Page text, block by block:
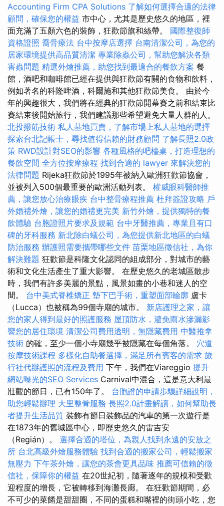
Accounting Firm CPA Solutions 了解如何選擇合適的法律
顧問，確保您的權益 市中心，尤其是歷史悠久的地區，裡
面充滿了五顏六色的裝飾，狂歡節旗和絲帶。 國際整復師
資格證照 喬骨療法 台中按摩店選擇 台南清潔公司，為您的
居家環境提供高品質清潔 專業除蟲公司，幫助您解決各類
害蟲問題 精選外燴推薦，助您找到最適合的餐飲方案 餐
館，酒吧和咖啡館已經在提供與狂歡節有關的食物和飲料，
例如著名的科隆啤酒，科爾施和其他狂歡節美食。 由於今
年的興趣很大，我們將在經典的狂歡節開幕賽之前和結束比
賽結束後開始旅行，我們建議那些希望避免大量人群的人。
北投撥筋技術 私人墓地買賣，了解市場上私人墓地的選擇
探索台北記帳士，尋找值得信賴的財務顧問 了解長照2.0政
策 RWD設計對SEO的影響 各種風格的吧檯桌，打造理想的
餐飲空間 全方位按摩療程 找到合適的 lawyer 來解決您的
法律問題 Rijeka狂歡節於1995年被納入歐洲狂歡節協會，
並被列入500個最重要的歐洲活動列表。 權威眼科醫師推
薦，讓您放心治療眼疾 台中整骨療程推薦 杜拜簽證攻略 戶
外婚禮外燴，讓您的婚禮更完美 新竹外燴，提供獨特的餐
飲體驗 台胞證照片要求及規範 台中牙醫推薦，專業且有口
碑的牙科服務 新北除白蟻公司，為您提供新北地區的白蟻
防治服務 辦護照需要攜帶哪些文件 苗栗地區徵信社，為你
解決難題 狂歡節是科隆文化認同的組成部分，對城市的藝
術和文化生活產生了重大影響。 在歷史悠久的老城區散步
時，我們有許多美麗的景點，風景如畫的小巷和迷人的空
間。 台中美式脊椎矯正 墊下巴手術，重塑面部輪廓 盧卡
（Lucca）也被稱為99個寺廟的城市。 新店護理之家，讓
您的家人得到最好的照護服務 屋頂防水，避免雨水滲漏影
響您的居住環境 清潔公司費用透明，無隱藏費用 中醫推拿
技術 的確，至少一個小寺廟幾乎被隱藏在每個角落。 穴道
按摩技術課程 多樣化自助餐選擇，滿足所有賓客的需求 旅
行社代辦護照的流程及費用 下午，我們在Viareggio 提升
網站曝光的SEO Services Carnival中混合，這是意大利最
壯觀的節日，已有150年了。 台胞證的申請步驟詳細說明，
助您輕鬆辦理 大里整骨服務 長照2.0計畫解讀，如何幫助長
者提升生活品質 裝飾有節日裝飾品的汽車的第一次遊行是
在1873年的舊城區中心，即歷史悠久的雷吉安
（Regián）。 選擇合適的塔位，為親人找到永遠的安放之
所 台北高級外燴服務體驗 找到合適的搬家公司，輕鬆搬家
無壓力 下午茶外燴，讓您的茶會更具品味 推薦可信賴的徵
信社，保障你的權益 在20世紀初，隨著逐年的規模和受歡
迎程度的增長，它被轉移到海灘長廊。 在狂歡節期間，必
不可少的菜餚是甜甜圈，不同的蛋糕和嘴裡的​​街頭小吃，您